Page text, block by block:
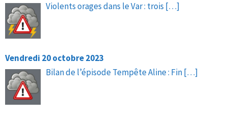
Violents orages dans le Var : trois […]
Vendredi 20 octobre 2023
Bilan de l’épisode Tempête Aline : Fin[…]